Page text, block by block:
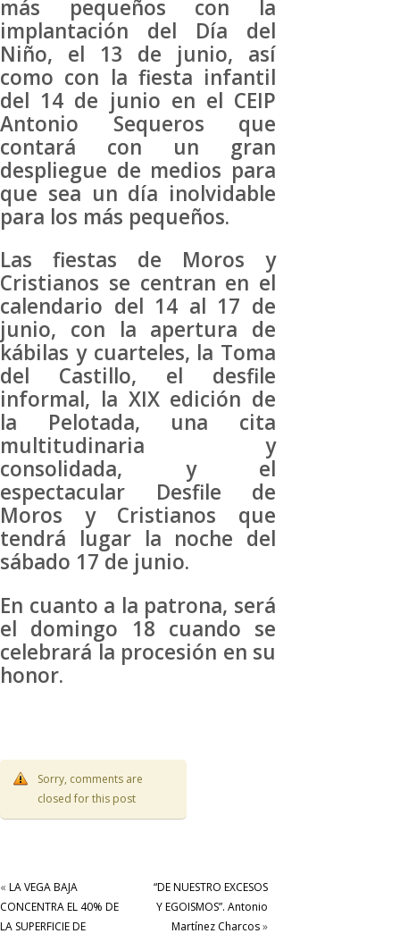
más pequeños con la
implantación del Día del
Niño, el 13 de junio, así
como con la fiesta infantil
del 14 de junio en el CEIP
Antonio Sequeros que
contará con un gran
despliegue de medios para
que sea un día inolvidable
para los más pequeños.
Las fiestas de Moros y
Cristianos se centran en el
calendario del 14 al 17 de
junio, con la apertura de
kábilas y cuarteles, la Toma
del Castillo, el desfile
informal, la XIX edición de
la Pelotada, una cita
multitudinaria y
consolidada, y el
espectacular Desfile de
Moros y Cristianos que
tendrá lugar la noche del
sábado 17 de junio.
En cuanto a la patrona, será
el domingo 18 cuando se
celebrará la procesión en su
honor.
Sorry, comments are
closed for this post
« LA VEGA BAJA
CONCENTRA EL 40% DE
LA SUPERFICIE DE
“DE NUESTRO EXCESOS
Y EGOISMOS”. Antonio
Martínez Charcos»